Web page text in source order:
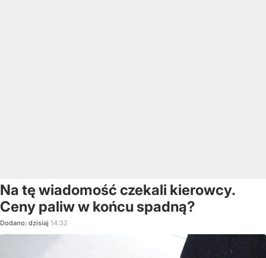
Na tę wiadomość czekali kierowcy.
Ceny paliw w końcu spadną?
Dodano: dzisiaj 14:32